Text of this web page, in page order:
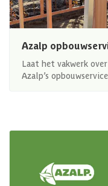
Azalp
Laat het vakwerk
Azalp’s